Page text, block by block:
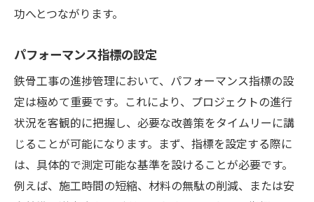
功へとつながります。
パフォーマンス指標の設定
鉄骨工事の進捗管理において、パフォーマンス指標の設
定は極めて重要です。これにより、プロジェクトの進行
状況を客観的に把握し、必要な改善策をタイムリーに講
じることが可能になります。まず、指標を設定する際に
は、具体的で測定可能な基準を設けることが必要です。
例えば、施工時間の短縮、材料の無駄の削減、または安